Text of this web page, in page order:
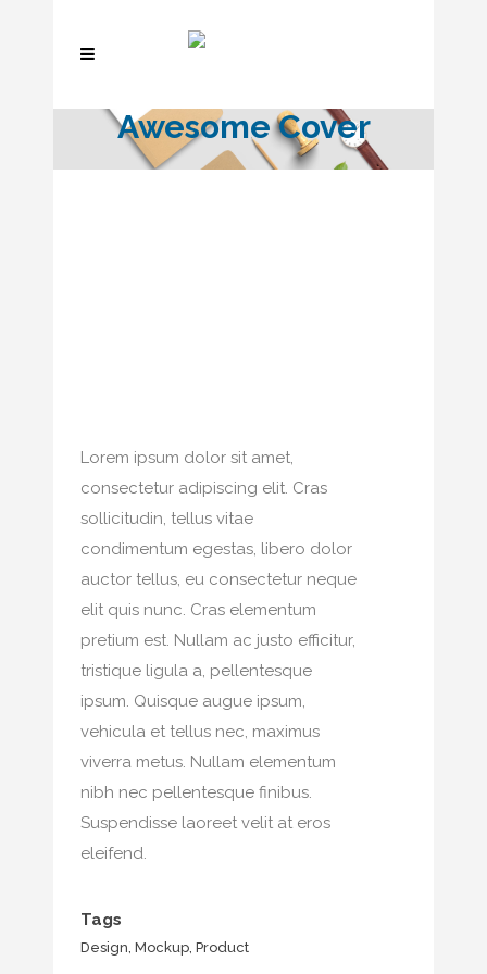
Awesome Cover
Lorem ipsum dolor sit amet,
consectetur adipiscing elit. Cras
sollicitudin, tellus vitae
condimentum egestas, libero dolor
auctor tellus, eu consectetur neque
elit quis nunc. Cras elementum
pretium est. Nullam ac justo efficitur,
tristique ligula a, pellentesque
ipsum. Quisque augue ipsum,
vehicula et tellus nec, maximus
viverra metus. Nullam elementum
nibh nec pellentesque finibus.
Suspendisse laoreet velit at eros
eleifend.
Tags
Design, Mockup, Product